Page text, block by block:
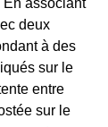
En associant
deux
à des
sur le
entre
sur le